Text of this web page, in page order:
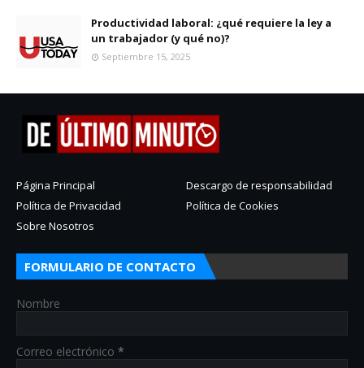
Productividad laboral: ¿qué requiere la ley a
un trabajador (y qué no)?
Septiembre 15, 2025
Página Principal
Descargo de responsabilidad
Política de Privacidad
Política de Cookies
Sobre Nosotros
FORMULARIO DE CONTACTO
Nombre
Correo electrónico *